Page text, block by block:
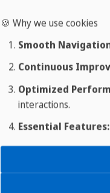
🍪 Why we use cookies
Smooth
Continuous
Optimized
interactions.
Essential Features: